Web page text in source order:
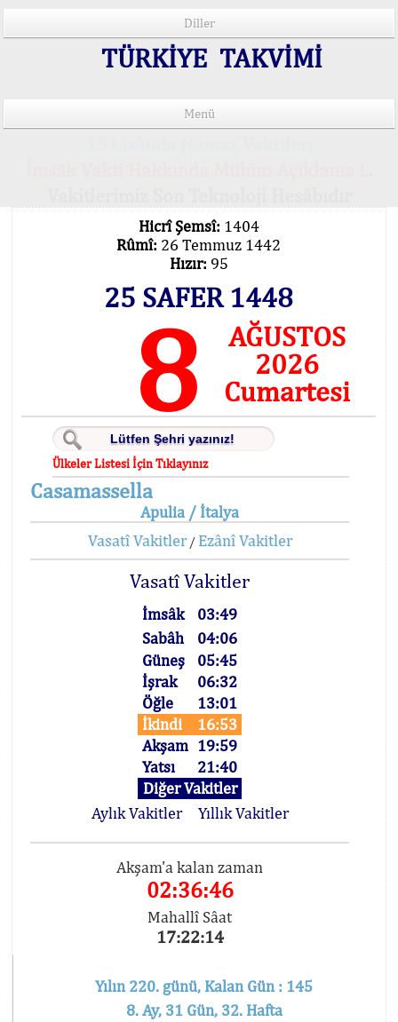
Diller
TÜRKİYE TAKVİMİ
Menü
Hicrî Şemsî: 1404
Rûmî: 26 Temmuz 1442
Hızır: 95
25 SAFER 1448
8
AĞUSTOS
2026
Cumartesi
Ülkeler Listesi İçin Tıklayınız
Casamassella
Apulia / İtalya
Vasatî Vakitler/ Ezânî Vakitler
Vasatî Vakitler
İmsâk
03:49
Sabâh
04:06
Güneş
05:45
İşrak
06:32
Öğle
13:01
İkindi
16:53
Akşam 19:59
Yatsı
21:40
Diğer Vakitler
Aylık Vakitler
Yıllık Vakitler
Akşam'a kalan zaman
02:36:45
Mahallî Sâat
17:22:15
Yılın 220. günü, Kalan Gün : 145
8. Ay, 31 Gün, 32. Hafta